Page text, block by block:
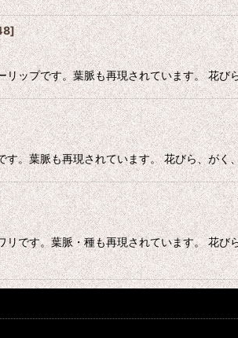
]
リップです。葉脈も再現されています。 花
す。葉脈も再現されています。 花びら、が
リです。葉脈・種も再現されています。 花